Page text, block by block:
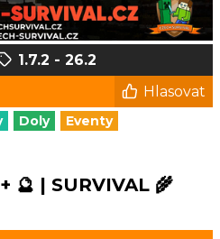
1.7.2 - 26.2
Hlasovat
Doly Eventy
🔮 | SURVIVAL 🌾